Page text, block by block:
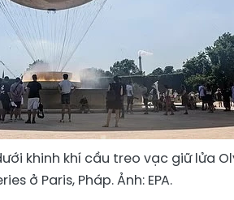
khinh khí cầu treo vạc giữ lửa
ở Paris, Pháp. Ảnh: EPA.